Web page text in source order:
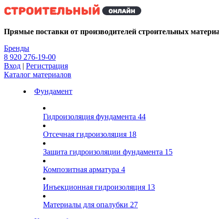
Kg
Прямые поставки от производителей строительных
Бренды
8 920 276-19-00
Вход | Регистрация
Каталог материалов
Фундамент
Гидроизоляция фундамента 44
Отсечная гидроизоляция 18
Защита гидроизоляции фундамента 15
Композитная арматура 4
Инъекционная гидроизоляция 13
Материалы для опалубки 27